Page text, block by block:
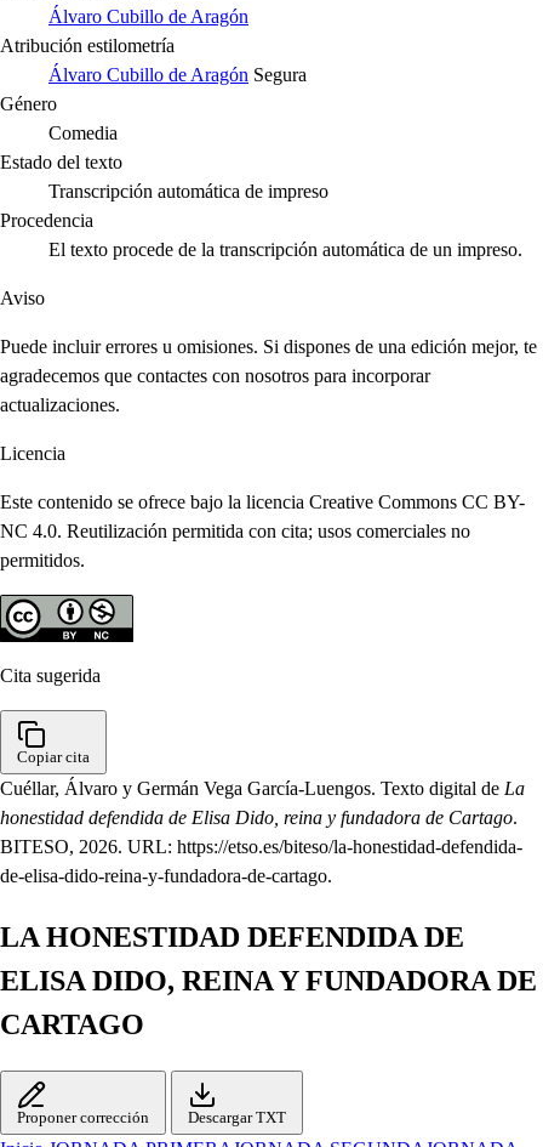
Álvaro Cubillo de Aragón
Atribución estilometría
Álvaro Cubillo de Aragón Segura
Género
Comedia
Estado del texto
Transcripción automática de impreso
Procedencia
El texto procede de la transcripción automática de un impreso.
Aviso
Puede incluir errores u omisiones. Si dispones de una edición mejor, te
agradecemos que contactes con nosotros para incorporar
actualizaciones.
Licencia
Este contenido se ofrece bajo la licencia Creative Commons CC BY-
NC 4.0. Reutilización permitida con cita; usos comerciales no
permitidos.
Cita sugerida
Copiar cita
Cuéllar, Álvaro y Germán Vega García-Luengos. Texto digital de La
honestidad defendida de Elisa Dido, reina y fundadora de Cartago.
BITESO, 2026. URL: https://etso.es/biteso/la-honestidad-defendida-
de-elisa-dido-reina-y-fundadora-de-cartago.
LA HONESTIDAD DEFENDIDA DE
ELISA DIDO, REINA Y FUNDADORA DE
CARTAGO
Proponer corrección Descargar TXT